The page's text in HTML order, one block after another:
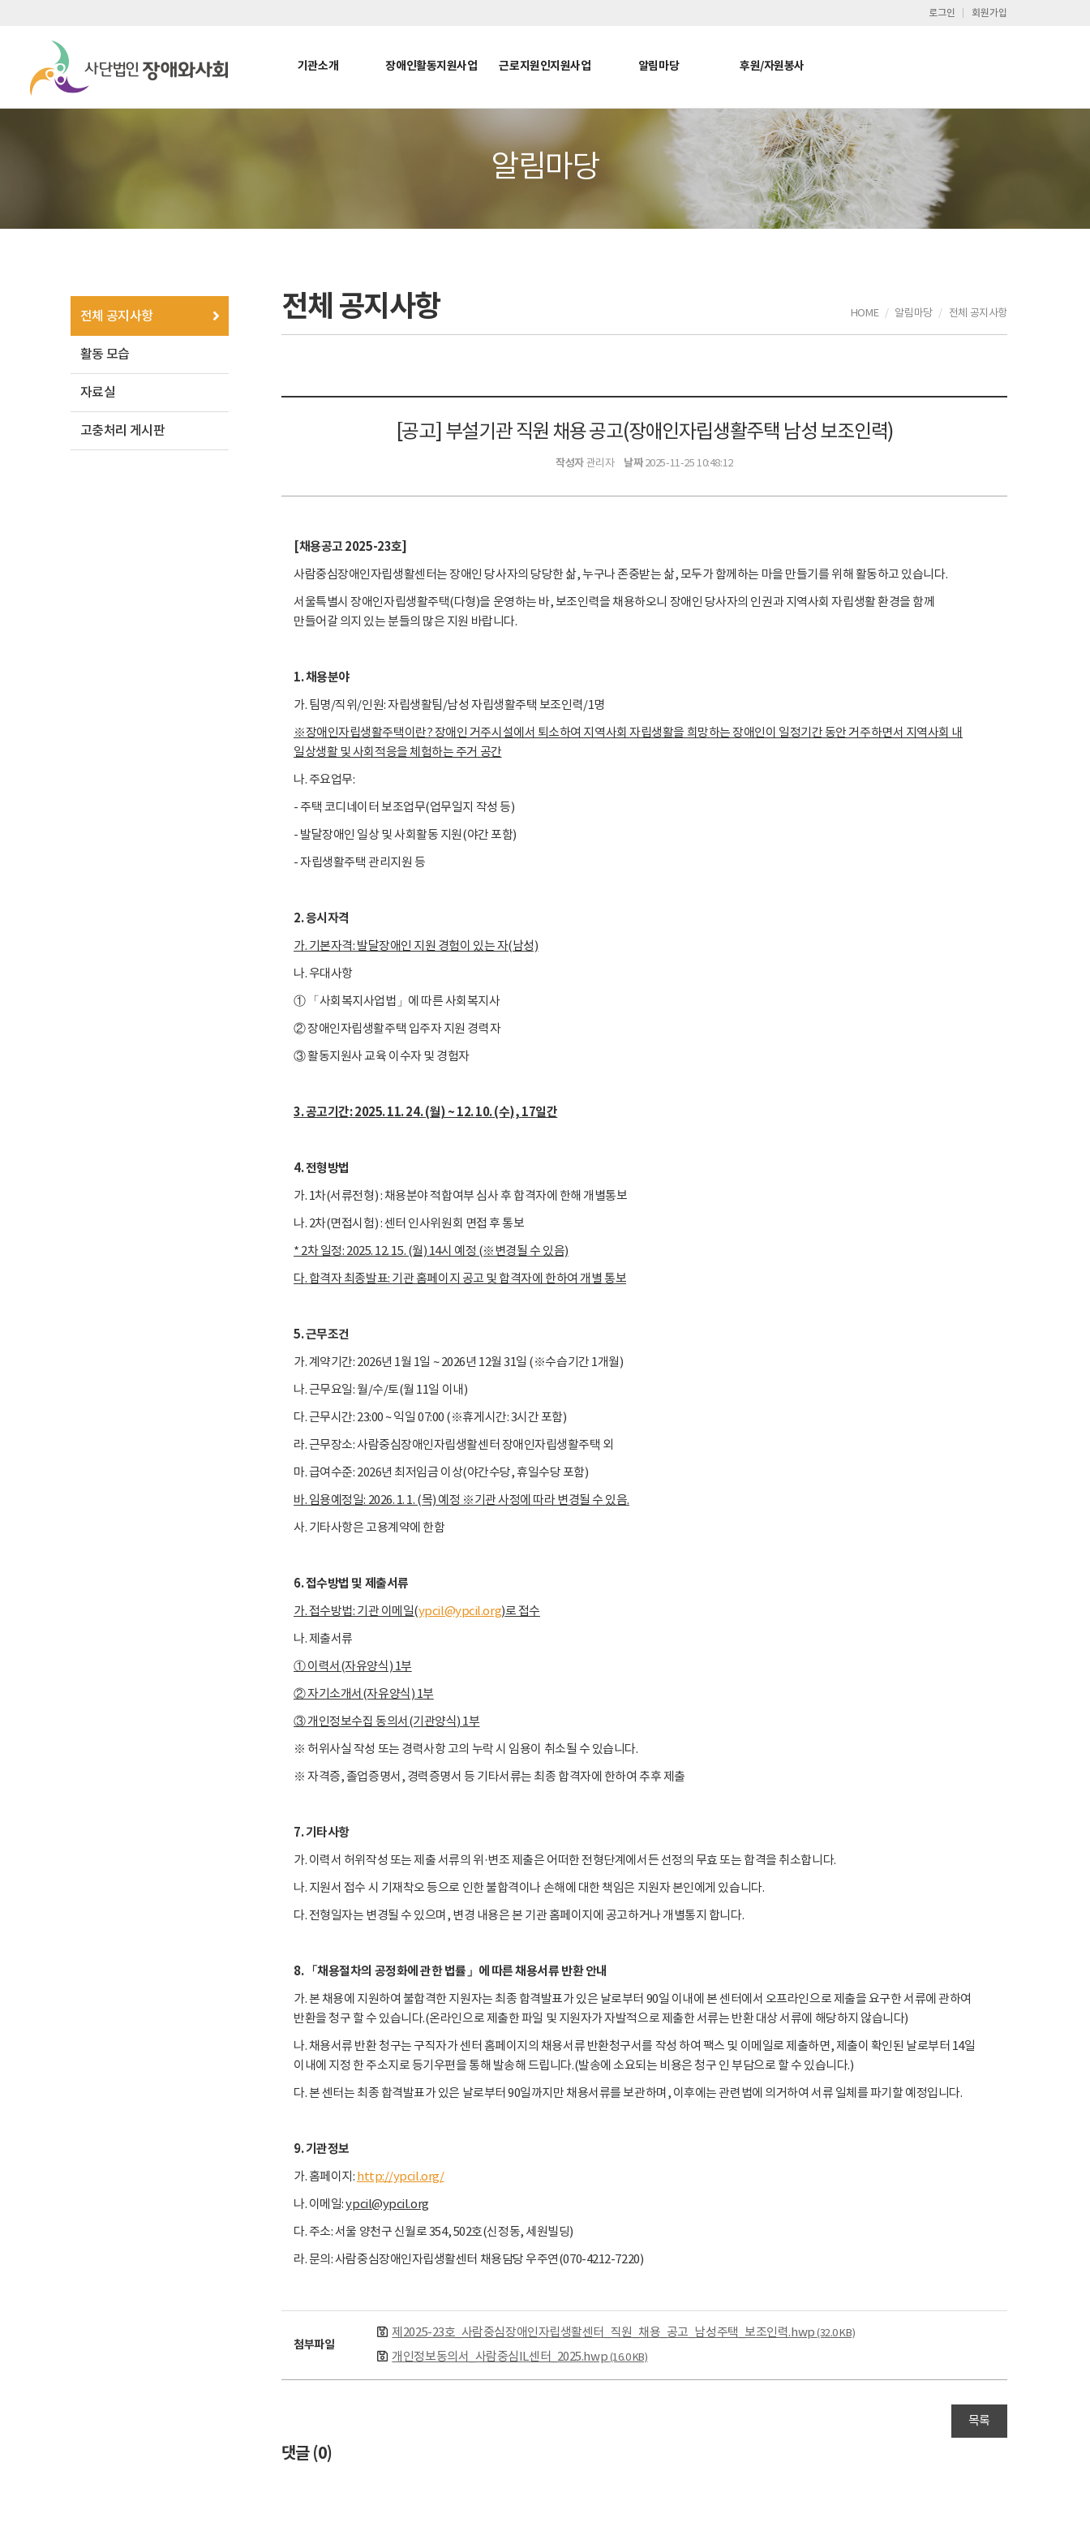
회원가입
로그인
기관소개 장애인활동지원사업 근로지원인지원사업 알림마당 후원/자원봉사
알림마당
전체 공지사항
활동 모습
자료실
고충처리 게시판
전체 공지사항 HOME 알림마당 전체 공지사항
[공고] 부설기관 직원 채용 공고(장애인자립생활주택 남성 보조인력)
작성자 관리자 날짜2025-11-25 10:48:12
[채용공고 2025-23호]
사람중심장애인자립생활센터는 장애인 당사자의 당당한 삶, 누구나 존중받는 삶, 모두가 함께하는 마을 만들기를 위해 활동하고 있습니다.
서울특별시 장애인자립생활주택(다형)을 운영하는 바, 보조인력을 채용하오니 장애인 당사자의 인권과 지역사회 자립생활 환경을 함께
만들어갈 의지 있는 분들의 많은 지원 바랍니다.
1. 채용분야
가. 팀명/직위/인원: 자립생활팀/남성 자립생활주택 보조인력/1명
※장애인자립생활주택이란? 장애인 거주시설에서 퇴소하여 지역사회 자립생활을 희망하는 장애인이 일정기간 동안 거주하면서 지역사회 내
일상생활 및 사회적응을 체험하는 주거 공간
나. 주요업무:
- 주택 코디네이터 보조업무(업무일지 작성 등)
- 발달장애인 일상 및 사회활동 지원(야간 포함)
- 자립생활주택 관리지원 등
2. 응시자격
가. 기본자격: 발달장애인 지원 경험이 있는 자(남성)
나. 우대사항
① 「사회복지사업법」에 따른 사회복지사
② 장애인자립생활주택 입주자 지원 경력자
③ 활동지원사 교육 이수자 및 경험자
3. 공고기간: 2025. 11. 24. (월) ~ 12. 10. (수), 17일간
4. 전형방법
가. 1차(서류전형) : 채용분야 적합여부 심사 후 합격자에 한해 개별통보
나. 2차(면접시험) : 센터 인사위원회 면접 후 통보
* 2차 일정: 2025. 12. 15. (월) 14시 예정 (※변경될 수 있음)
다. 합격자 최종발표: 기관 홈페이지 공고 및 합격자에 한하여 개별 통보
5. 근무조건
가. 계약기간: 2026년 1월 1일 ~ 2026년 12월 31일 (※수습기간 1개월)
나. 근무요일: 월/수/토(월 11일 이내)
다. 근무시간: 23:00 ~ 익일 07:00 (※휴게시간: 3시간 포함)
라. 근무장소: 사람중심장애인자립생활센터 장애인자립생활주택 외
마. 급여수준: 2026년 최저임금 이상(야간수당, 휴일수당 포함)
바. 임용예정일: 2026. 1. 1. (목) 예정 ※기관 사정에 따라 변경될 수 있음.
사. 기타사항은 고용계약에 한함
6. 접수방법 및 제출서류
가.접수방법: 기관 이메일(ypcil@ypcil.org)로 접수
나. 제출서류
① 이력서(자유양식) 1부
② 자기소개서(자유양식) 1부
③ 개인정보수집 동의서(기관양식) 1부
※ 허위사실 작성 또는 경력사항 고의 누락 시 임용이 취소될 수 있습니다.
※ 자격증, 졸업증명서, 경력증명서 등 기타서류는 최종 합격자에 한하여 추후 제출
7. 기타사항
가. 이력서 허위작성 또는 제출 서류의 위·변조 제출은 어떠한 전형단계에서든 선정의 무효 또는 합격을 취소합니다.
나. 지원서 접수 시 기재착오 등으로 인한 불합격이나 손해에 대한 책임은 지원자 본인에게 있습니다.
다. 전형일자는 변경될 수 있으며, 변경 내용은 본 기관 홈페이지에 공고하거나 개별통지 합니다.
8. 「채용절차의 공정화에 관한 법률」에 따른 채용서류 반환 안내
가. 본 채용에 지원하여 불합격한 지원자는 최종 합격발표가 있은 날로부터 90일 이내에 본 센터에서 오프라인으로 제출을 요구한 서류에 관하여
반환을 청구 할 수 있습니다.(온라인으로 제출한 파일 및 지원자가 자발적으로 제출한 서류는 반환 대상 서류에 해당하지 않습니다)
나. 채용서류 반환 청구는 구직자가 센터 홈페이지의 채용서류 반환청구서를 작성 하여 팩스 및 이메일로 제출하면, 제출이 확인된 날로부터 14일
이내에 지정 한 주소지로 등기우편을 통해 발송해 드립니다.(발송에 소요되는 비용은 청구 인 부담으로 할 수 있습니다.)
다. 본 센터는 최종 합격발표가 있은 날로부터 90일까지만 채용서류를 보관하며, 이후에는 관련법에 의거하여 서류 일체를 파기할 예정입니다.
9. 기관정보
가. 홈페이지: http://ypcil.org/
나. 이메일:ypcil@ypcil.org
다. 주소: 서울 양천구 신월로 354, 502호(신정동, 세원빌딩)
라. 문의: 사람중심장애인자립생활센터 채용담당 우주연(070-4212-7220)
첨부파일
제2025-23호_사람중심장애인자립생활센터_직원_채용_공고_남성주택_보조인력.hwp(32.0 KB)
개인정보동의서_사람중심IL센터_2025.hwp (16.0 KB)
목록
댓글 (0)